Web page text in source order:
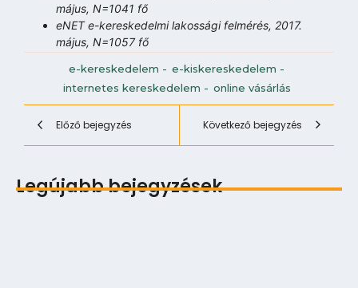
május, N=1041 fő
eNET e-kereskedelmi lakossági felmérés, 2017.
május, N=1057 fő
e-kereskedelem - e-kiskereskedelem -
internetes kereskedelem - online vásárlás
Előző bejegyzés Következő bejegyzés
Legújabb bejegyzések